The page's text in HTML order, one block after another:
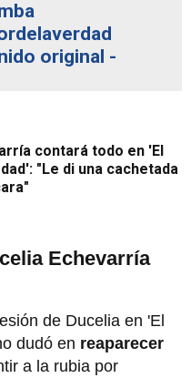
original -
contará todo en 'El
"Le di una cachetada
Echevarría
de Ducelia en 'El
dudó en reaparecer
a la rubia por